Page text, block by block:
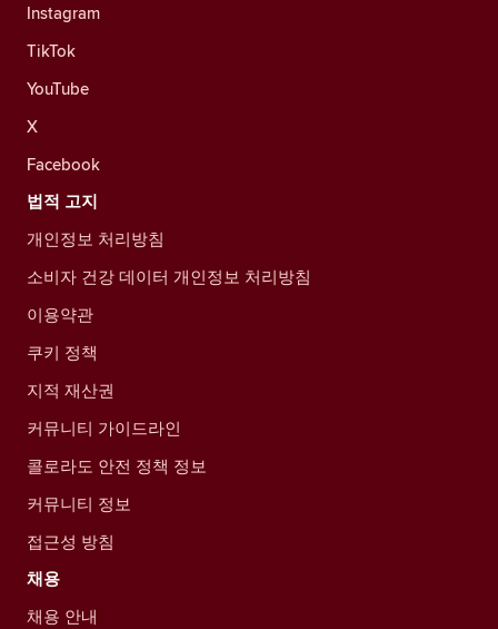
Instagram
TikTok
YouTube
X
Facebook
법적 고지
개인정보 처리방침
소비자 건강 데이터 개인정보 처리방침
이용약관
쿠키 정책
지적 재산권
커뮤니티 가이드라인
콜로라도 안전 정책 정보
커뮤니티 정보
접근성 방침
채용
채용 안내